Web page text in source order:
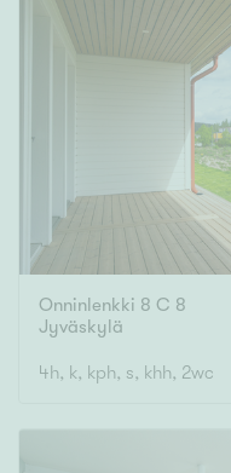
Onninlenkki 8 C 8
Jyväskylä
4h, k, kph, s, khh, 2wc